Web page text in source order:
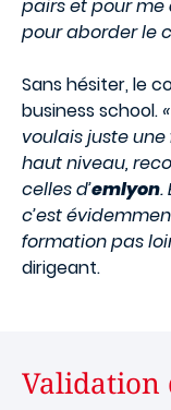
pairs et pour
pour aborder le
Sans hésiter, le
business school.
voulais juste
haut niveau,
celles d’emlyon.
c’est
formation pas
dirigeant.
Validation